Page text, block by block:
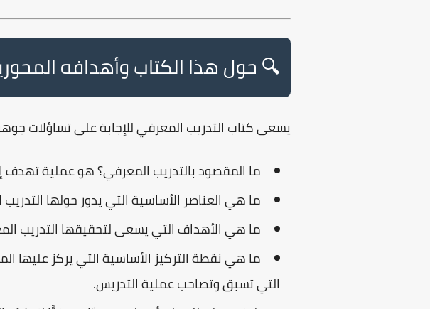
🔍 حول هذا الكتاب وأهدافه
يسعى كتاب التدريب المعرفيللإجابة على تساؤلات
ما المقصود بالتدريب المعرفي؟هو عملية تهدف
ما هي العناصر الأساسية التي يدور حولها
ما هي الأهداف التي يسعى لتحقيقها التدريب
ما هي نقطة التركيز الأساسية التي يركز عليها
التي تسبق وتصاحب عملية التدريس.